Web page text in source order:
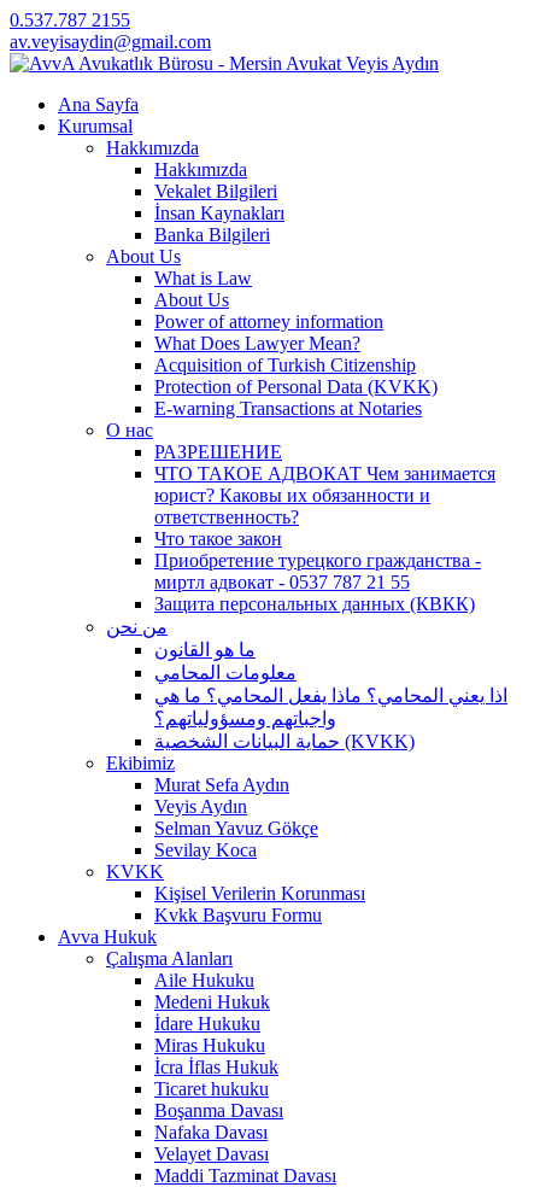
0.537.787 2155
av.veyisaydin@gmail.com
Ana Sayfa
Kurumsal
Hakkımızda
Hakkımızda
Vekalet Bilgileri
İnsan Kaynakları
Banka Bilgileri
About Us
What is Law
About Us
Power of attorney information
What Does Lawyer Mean?
Acquisition of Turkish Citizenship
Protection of Personal Data (KVKK)
E-warning Transactions at Notaries
О нас
РАЗРЕШЕНИЕ
ЧТО ТАКОЕ АДВОКАТ Чем занимается
юрист? Каковы их обязанности и
ответственность?
Что такое закон
Приобретение турецкого гражданства -
миртл адвокат - 0537 787 21 55
Защита персональных данных (КВКК)
من نحن
ما هو القانون
معلومات المحامي
اذا يعني المحامي؟ ماذا يفعل المحامي؟ ما هي
واجباتهم ومسؤولياتهم؟
حماية البيانات الشخصية (KVKK)
Ekibimiz
Murat Sefa Aydın
Veyis Aydın
Selman Yavuz Gökçe
Sevilay Koca
KVKK
Kişisel Verilerin Korunması
Kvkk Başvuru Formu
Avva Hukuk
Çalışma Alanları
Aile Hukuku
Medeni Hukuk
İdare Hukuku
Miras Hukuku
İcra İflas Hukuk
Ticaret hukuku
Boşanma Davası
Nafaka Davası
Velayet Davası
Maddi Tazminat Davası